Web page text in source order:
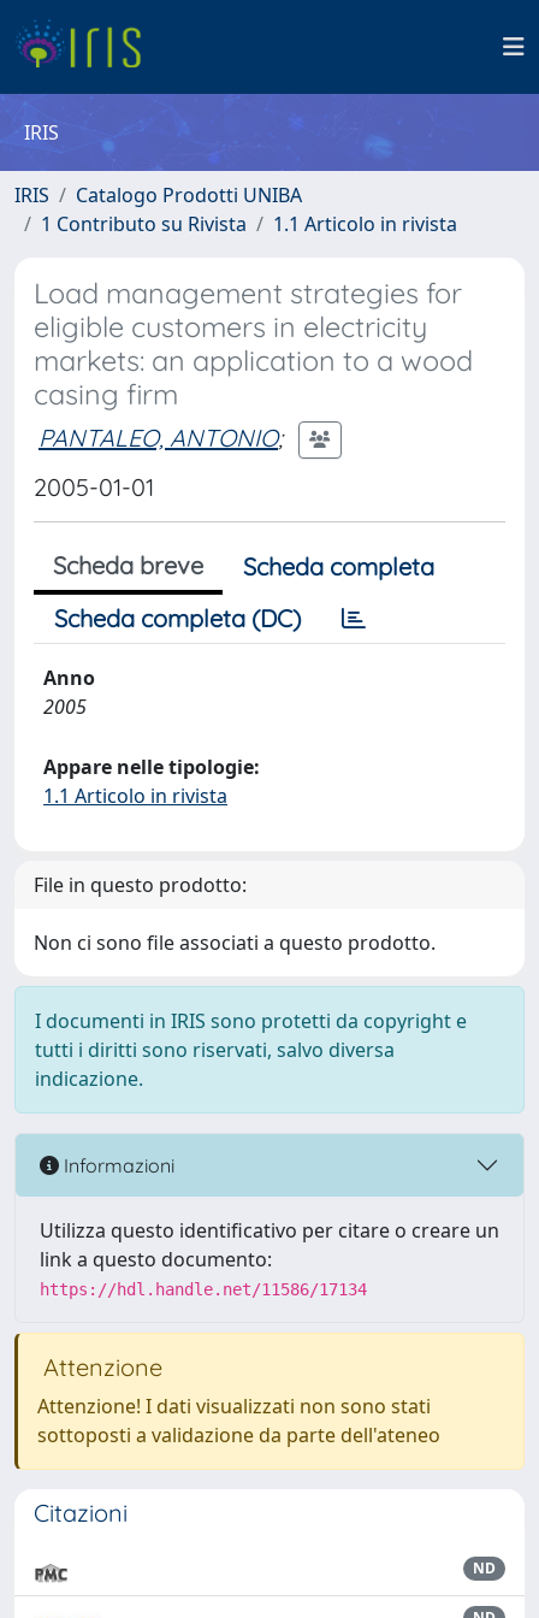
IRIS
IRIS
Catalogo Prodotti UNIBA
1 Contributo su Rivista
1.1 Articolo in rivista
Load management strategies for
eligible customers in electricity
markets: an application to a wood
casing firm
PANTALEO, ANTONIO;
2005-01-01
Scheda breve
Scheda completa
Scheda completa (DC)
Anno
2005
Appare nelle tipologie:
1.1 Articolo in rivista
File in questo prodotto:
Non ci sono file associati a questo prodotto.
I documenti in IRIS sono protetti da copyright e
tutti i diritti sono riservati, salvo diversa
indicazione.
Informazioni
Utilizza questo identificativo per citare o creare un
link a questo documento:
https://hdl.handle.net/11586/17134
Attenzione
Attenzione! I dati visualizzati non sono stati
sottoposti a validazione da parte dell'ateneo
Citazioni
ND